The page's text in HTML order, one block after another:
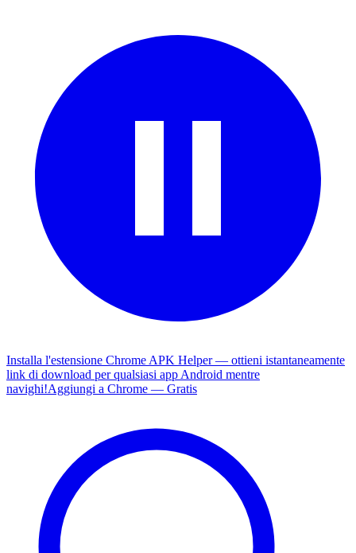
Installa l'estensione Chrome APK Helper — ottieni istantaneamente
link di download per qualsiasi app Android mentre
navighi!Aggiungi a Chrome — Gratis